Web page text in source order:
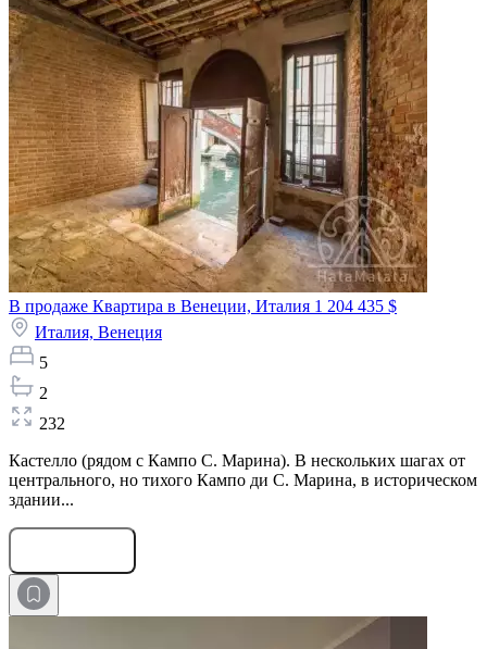
В продаже Квартира в Венеции, Италия 1 204 435 $
Италия, Венеция
5
2
232
Кастелло (рядом с Кампо С. Марина). В нескольких шагах от
центрального, но тихого Кампо ди С. Марина, в историческом
здании...